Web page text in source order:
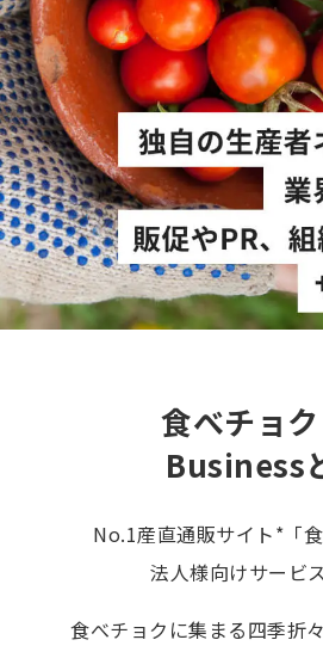
食べチョ
Business
No.1産直通販サイト*「
法人様向けサービス
食べチョクに集まる四季折